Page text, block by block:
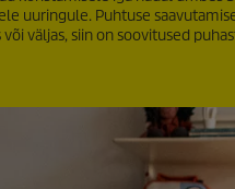
uuringule. Puhtuse
väljas, siin on soovitused